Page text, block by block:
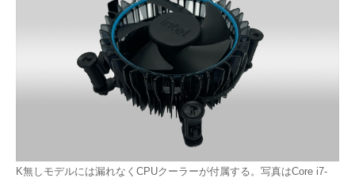
K無しモデルには漏れなくCPUクーラーが付属する。写真はCore i7-